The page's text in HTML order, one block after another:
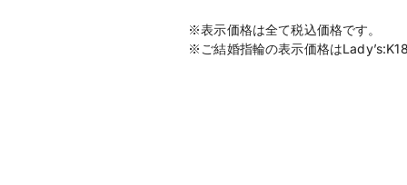
※表示価格は全て税込価格です。
※ご結婚指輪の表示価格は